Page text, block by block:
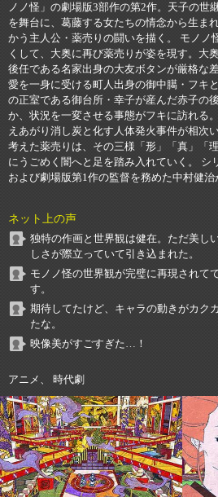
ノノ怪」の劇場版3部作の第2作。天子の世
を舞台に、葛藤する女たちの情念から生ま
かう主人公・薬売りの闘いを描く。 モノノ
くして、大奥に再び薬売りが姿を現す。大
後任である名家出身の大友ボタンが厳格な
愛を一身に受ける町人出身の御中臈・フキ
の正室である御台所・幸子が産んだ赤子の
か、状況を一変させる事態がフキに訪れる
えあがり消し炭と化す人体発火事件が相次
考えた薬売りは、その三様「形」「真」「
にうごめく闇へと足を踏み入れていく。 シ
および劇場版第1作の監督を務めた中村健治
ネット上の声
独特の作画と世界観は健在。ただ美し
しさが際立っていて引き込まれた。
モノノ怪の世界観が完璧に再現されて
す。
期待してたけど、キャラの動きがカク
たな。
映像美がすごすぎた…！
アニメ、 時代劇